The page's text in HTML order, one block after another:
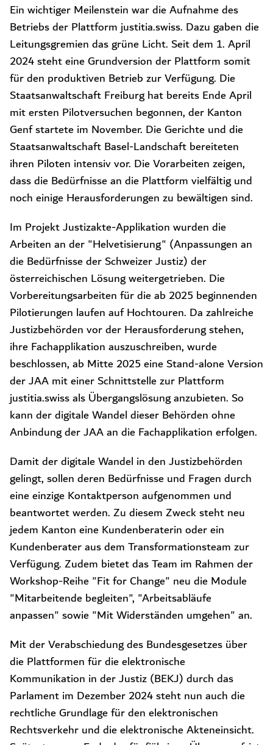
Ein wichtiger Meilenstein war die Aufnahme des
Betriebs der Plattform justitia.swiss. Dazu gaben die
Leitungsgremien das grüne Licht. Seit dem 1. April
2024 steht eine Grundversion der Plattform somit
für den produktiven Betrieb zur Verfügung. Die
Staatsanwaltschaft Freiburg hat bereits Ende April
mit ersten Pilotversuchen begonnen, der Kanton
Genf startete im November. Die Gerichte und die
Staatsanwaltschaft Basel-Landschaft bereiteten
ihren Piloten intensiv vor. Die Vorarbeiten zeigen,
dass die Bedürfnisse an die Plattform vielfältig und
noch einige Herausforderungen zu bewältigen sind.
Im Projekt Justizakte-Applikation wurden die
Arbeiten an der "Helvetisierung" (Anpassungen an
die Bedürfnisse der Schweizer Justiz) der
österreichischen Lösung weitergetrieben. Die
Vorbereitungsarbeiten für die ab 2025 beginnenden
Pilotierungen laufen auf Hochtouren. Da zahlreiche
Justizbehörden vor der Herausforderung stehen,
ihre Fachapplikation auszuschreiben, wurde
beschlossen, ab Mitte 2025 eine Stand-alone Version
der JAA mit einer Schnittstelle zur Plattform
justitia.swiss als Übergangslösung anzubieten. So
kann der digitale Wandel dieser Behörden ohne
Anbindung der JAA an die Fachapplikation erfolgen.
Damit der digitale Wandel in den Justizbehörden
gelingt, sollen deren Bedürfnisse und Fragen durch
eine einzige Kontaktperson aufgenommen und
beantwortet werden. Zu diesem Zweck steht neu
jedem Kanton eine Kundenberaterin oder ein
Kundenberater aus dem Transformationsteam zur
Verfügung. Zudem bietet das Team im Rahmen der
Workshop-Reihe "Fit for Change" neu die Module
"Mitarbeitende begleiten", "Arbeitsabläufe
anpassen" sowie "Mit Widerständen umgehen" an.
Mit der Verabschiedung des Bundesgesetzes über
die Plattformen für die elektronische
Kommunikation in der Justiz (BEKJ) durch das
Parlament im Dezember 2024 steht nun auch die
rechtliche Grundlage für den elektronischen
Rechtsverkehr und die elektronische Akteneinsicht.